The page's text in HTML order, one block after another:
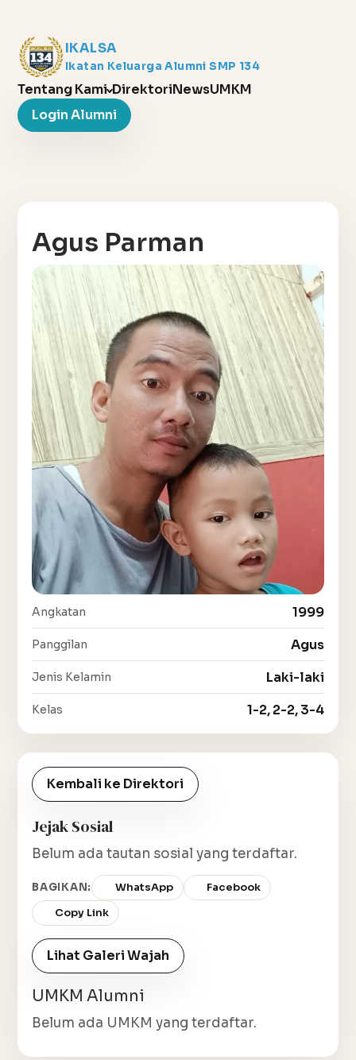
IKALSA
Ikatan Keluarga Alumni SMP 134
Tentang Kami DirektoriNewsUMKM
Login Alumni
Agus Parman
Angkatan 1999
Panggilan Agus
Jenis Kelamin Laki-laki
Kelas 1-2, 2-2, 3-4
Kembali ke Direktori
Jejak Sosial
Belum ada tautan sosial yang terdaftar.
BAGIKAN: WhatsApp
Facebook
Copy Link
Lihat Galeri Wajah
UMKM Alumni
Belum ada UMKM yang terdaftar.